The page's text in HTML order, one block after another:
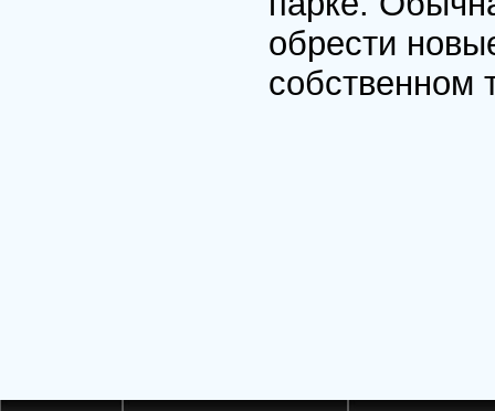
обрести
собственном